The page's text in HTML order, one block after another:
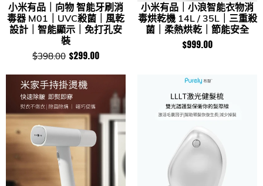
小米有品｜向物 智能牙刷消
毒器 M01｜UVC殺菌｜風乾
設計｜智能顯示｜免打孔安
裝
$398.00 $299.00
小米有品｜小浪智能衣物消
毒烘乾機 14L / 35L｜三重殺
菌｜柔熱烘乾｜節能安全
$999.00